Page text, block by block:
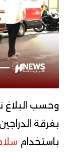
وحسب
بفرقة
باستخدام